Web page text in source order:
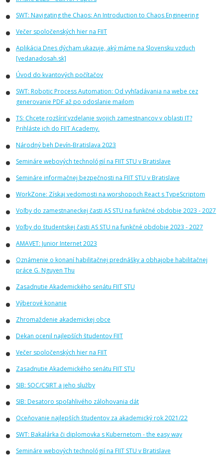
SWT: Navigating the Chaos: An Introduction to Chaos Engineering
Večer spoločenských hier na FIIT
Aplikácia Dnes dýcham ukazuje, aký máme na Slovensku vzduch
[vedanadosah.sk]
Úvod do kvantových počítačov
SWT: Robotic Process Automation: Od vyhľadávania na webe cez
generovanie PDF až po odoslanie mailom
TS: Chcete rozšíriť vzdelanie svojich zamestnancov v oblasti IT?
Prihláste ich do FIIT Academy.
Národný beh Devín-Bratislava 2023
Semináre webových technológií na FIIT STU v Bratislave
Semináre informačnej bezpečnosti na FIIT STU v Bratislave
WorkZone: Získaj vedomosti na worshopoch React s TypeScriptom
Voľby do zamestnaneckej časti AS STU na funkčné obdobie 2023 - 2027
Voľby do študentskej časti AS STU na funkčné obdobie 2023 - 2027
AMAVET: Junior Internet 2023
Oznámenie o konaní habilitačnej prednášky a obhajobe habilitačnej
práce G. Nguyen Thu
Zasadnutie Akademického senátu FIIT STU
Výberové konanie
Zhromaždenie akademickej obce
Dekan ocenil najlepších študentov FIIT
Večer spoločenských hier na FIIT
Zasadnutie Akademického senátu FIIT STU
SIB: SOC/CSIRT a jeho služby
SIB: Desatoro spoľahlivého zálohovania dát
Oceňovanie najlepších študentov za akademický rok 2021/22
SWT: Bakalárka či diplomovka s Kubernetom - the easy way
Semináre webových technológií na FIIT STU v Bratislave